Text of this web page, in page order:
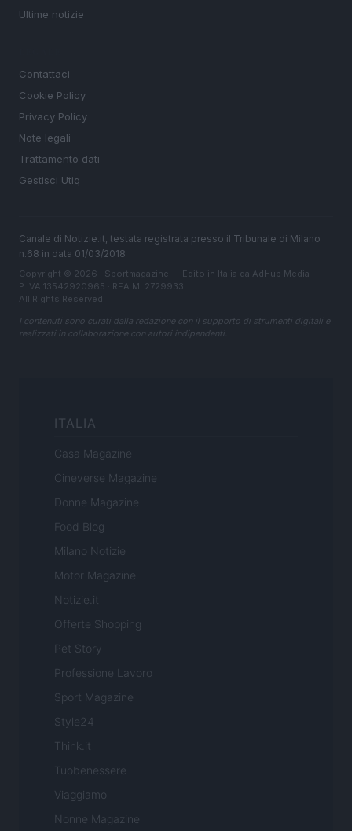
Ultime notizie
Contattaci
Cookie Policy
Privacy Policy
Note legali
Trattamento dati
Gestisci Utiq
Canale di Notizie.it, testata registrata presso il Tribunale di Milano
n.68 in data 01/03/2018
Copyright © 2026 · Sportmagazine — Edito in Italia da AdHub Media
P.IVA 13542920965 · REA MI 2729933
All Rights Reserved
I contenuti sono curati dalla redazione con il supporto di strumenti digitali e
realizzati in collaborazione con autori indipendenti.
ITALIA
Casa Magazine
Cineverse Magazine
Donne Magazine
Food Blog
Milano Notizie
Motor Magazine
Notizie.it
Offerte Shopping
Pet Story
Professione Lavoro
Sport Magazine
Style24
Think.it
Tuobenessere
Viaggiamo
Nonne Magazine